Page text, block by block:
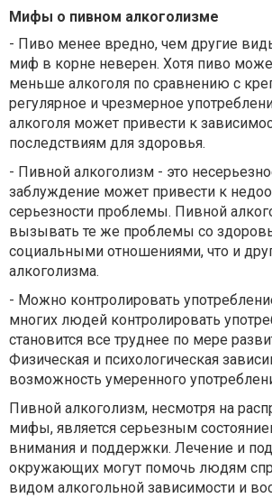
Мифы о пивном алкоголизме
- Пиво менее вредно, чем другие
миф в корне неверен. Хотя пиво
меньше алкоголя по сравнению с
регулярное и чрезмерное
алкоголя может привести к
последствиям для здоровья.
- Пивной алкоголизм - это
заблуждение может привести к
серьезности проблемы. Пивной
вызывать те же проблемы со
социальными отношениями, что и
алкоголизма.
- Можно контролировать
многих людей контролировать
становится все труднее по мере
Физическая и психологическая
возможность умеренного
Пивной алкоголизм, несмотря на
мифы, является серьезным
внимания и поддержки. Лечение и
окружающих могут помочь людям
видом алкогольной зависимости и